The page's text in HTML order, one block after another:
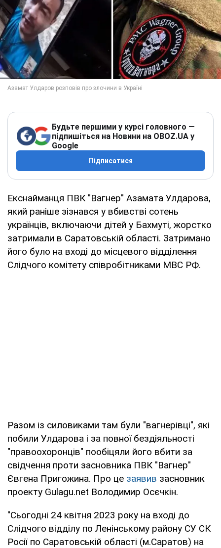
Будьте першими у курсі головного —
підпишіться на Новини на OBOZ.UA у
Google
Підписатися
Екснайманця ПВК "Вагнер" Азамата Улдарова,
який раніше зізнався у вбивстві сотень
українців, включаючи дітей у Бахмуті, жорстко
затримали в Саратовській області. Затримано
його було на вході до місцевого відділення
Слідчого комітету співробітниками МВС РФ.
Разом із силовиками там були "вагнерівці", які
побили Улдарова і за повної бездіяльності
"правоохоронців" пообіцяли його вбити за
свідчення проти засновника ПВК "Вагнер"
Євгена Пригожина. Про це заявив засновник
проекту Gulagu.net Володимир Осєчкін.
"Сьогодні 24 квітня 2023 року на вході до
Слідчого відділу по Ленінському району СУ СК
Росії по Саратовській області (м.Саратов) на